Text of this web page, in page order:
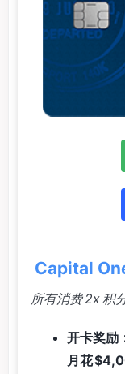
Capital
所有消费 2x 积
开卡奖励
月花